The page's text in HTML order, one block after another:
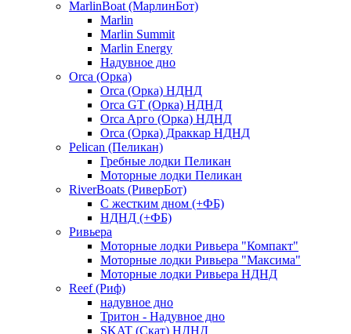
MarlinBoat (МарлинБот)
Marlin
Marlin Summit
Marlin Energy
Надувное дно
Orca (Орка)
Orca (Орка) НДНД
Orca GT (Орка) НДНД
Orca Aрго (Орка) НДНД
Orca (Орка) Драккар НДНД
Pelican (Пеликан)
Гребные лодки Пеликан
Моторные лодки Пеликан
RiverBoats (РиверБот)
С жестким дном (+ФБ)
НДНД (+ФБ)
Ривьера
Моторные лодки Ривьера "Компакт"
Моторные лодки Ривьера "Максима"
Моторные лодки Ривьера НДНД
Reef (Риф)
надувное дно
Тритон - Надувное дно
SKAT (Скат) НДНД